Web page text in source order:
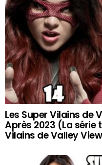
Les Super Vilains de
Après 2023 (La série
Vilains de Valley